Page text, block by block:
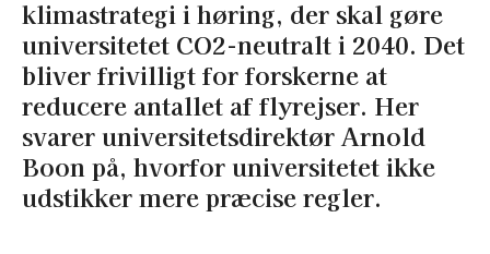
klimastrategi i høring, der skal gøre
universitetet CO2-neutralt i 2040. Det
bliver frivilligt for forskerne at
reducere antallet af flyrejser. Her
svarer universitetsdirektør Arnold
Boon på, hvorfor universitetet ikke
udstikker mere præcise regler.